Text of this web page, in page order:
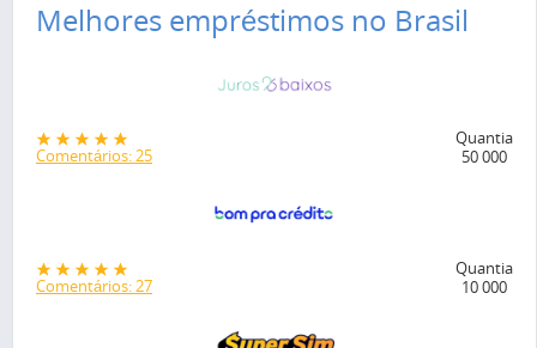
Melhores empréstimos no Brasil
Comentários: 25
Quantia
50 000
Comentários: 27
Quantia
10 000